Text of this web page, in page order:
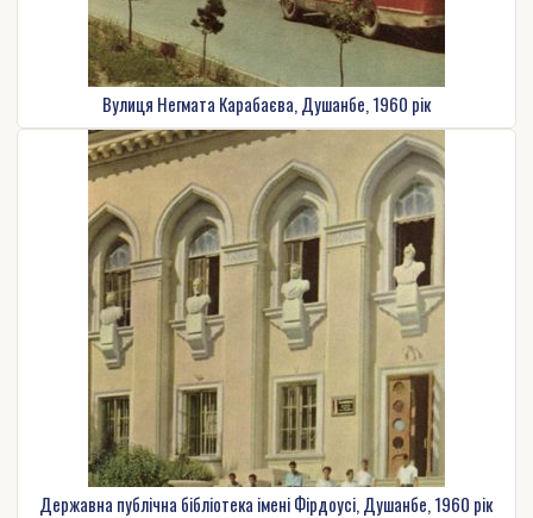
Вулиця Негмата Карабаєва, Душанбе, 1960 рік
Державна публічна бібліотека імені Фірдоусі, Душанбе, 1960 рік